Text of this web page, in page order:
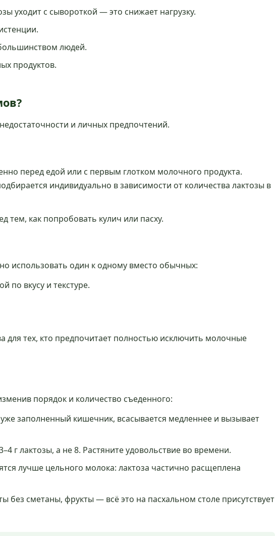
уходит с сывороткой — это снижает нагрузку.
людей.
продуктов.
и личных предпочтений.
перед едой или с первым глотком молочного продукта.
индивидуально в зависимости от количества лактозы в
тем, как попробовать кулич или пасху.
использовать один к одному вместо обычных:
по вкусу и текстуре.
для тех, кто предпочитает полностью исключить молочные
порядок и количество съеденного:
заполненный кишечник, всасывается медленнее и вызывает
г лактозы, а не 8. Растяните удовольствие во времени.
лучше цельного молока: лактоза частично расщеплена
сметаны, фрукты — всё это на пасхальном столе присутствует